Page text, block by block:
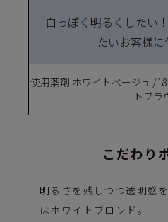
白っぽく明るくしたい
たいお客様に
使用薬剤 ホワイトベージュ /
トブラ
こだわり
明るさを残しつつ透明感
はホワイトブロンド。